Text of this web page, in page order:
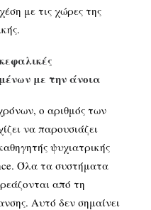
με τις χώρες της
με την άνοια
ο αριθμός των
να παρουσιάζει
ψυχιατρικής
Όλα τα συστήματα
από τη
Αυτό δεν σημαίνει